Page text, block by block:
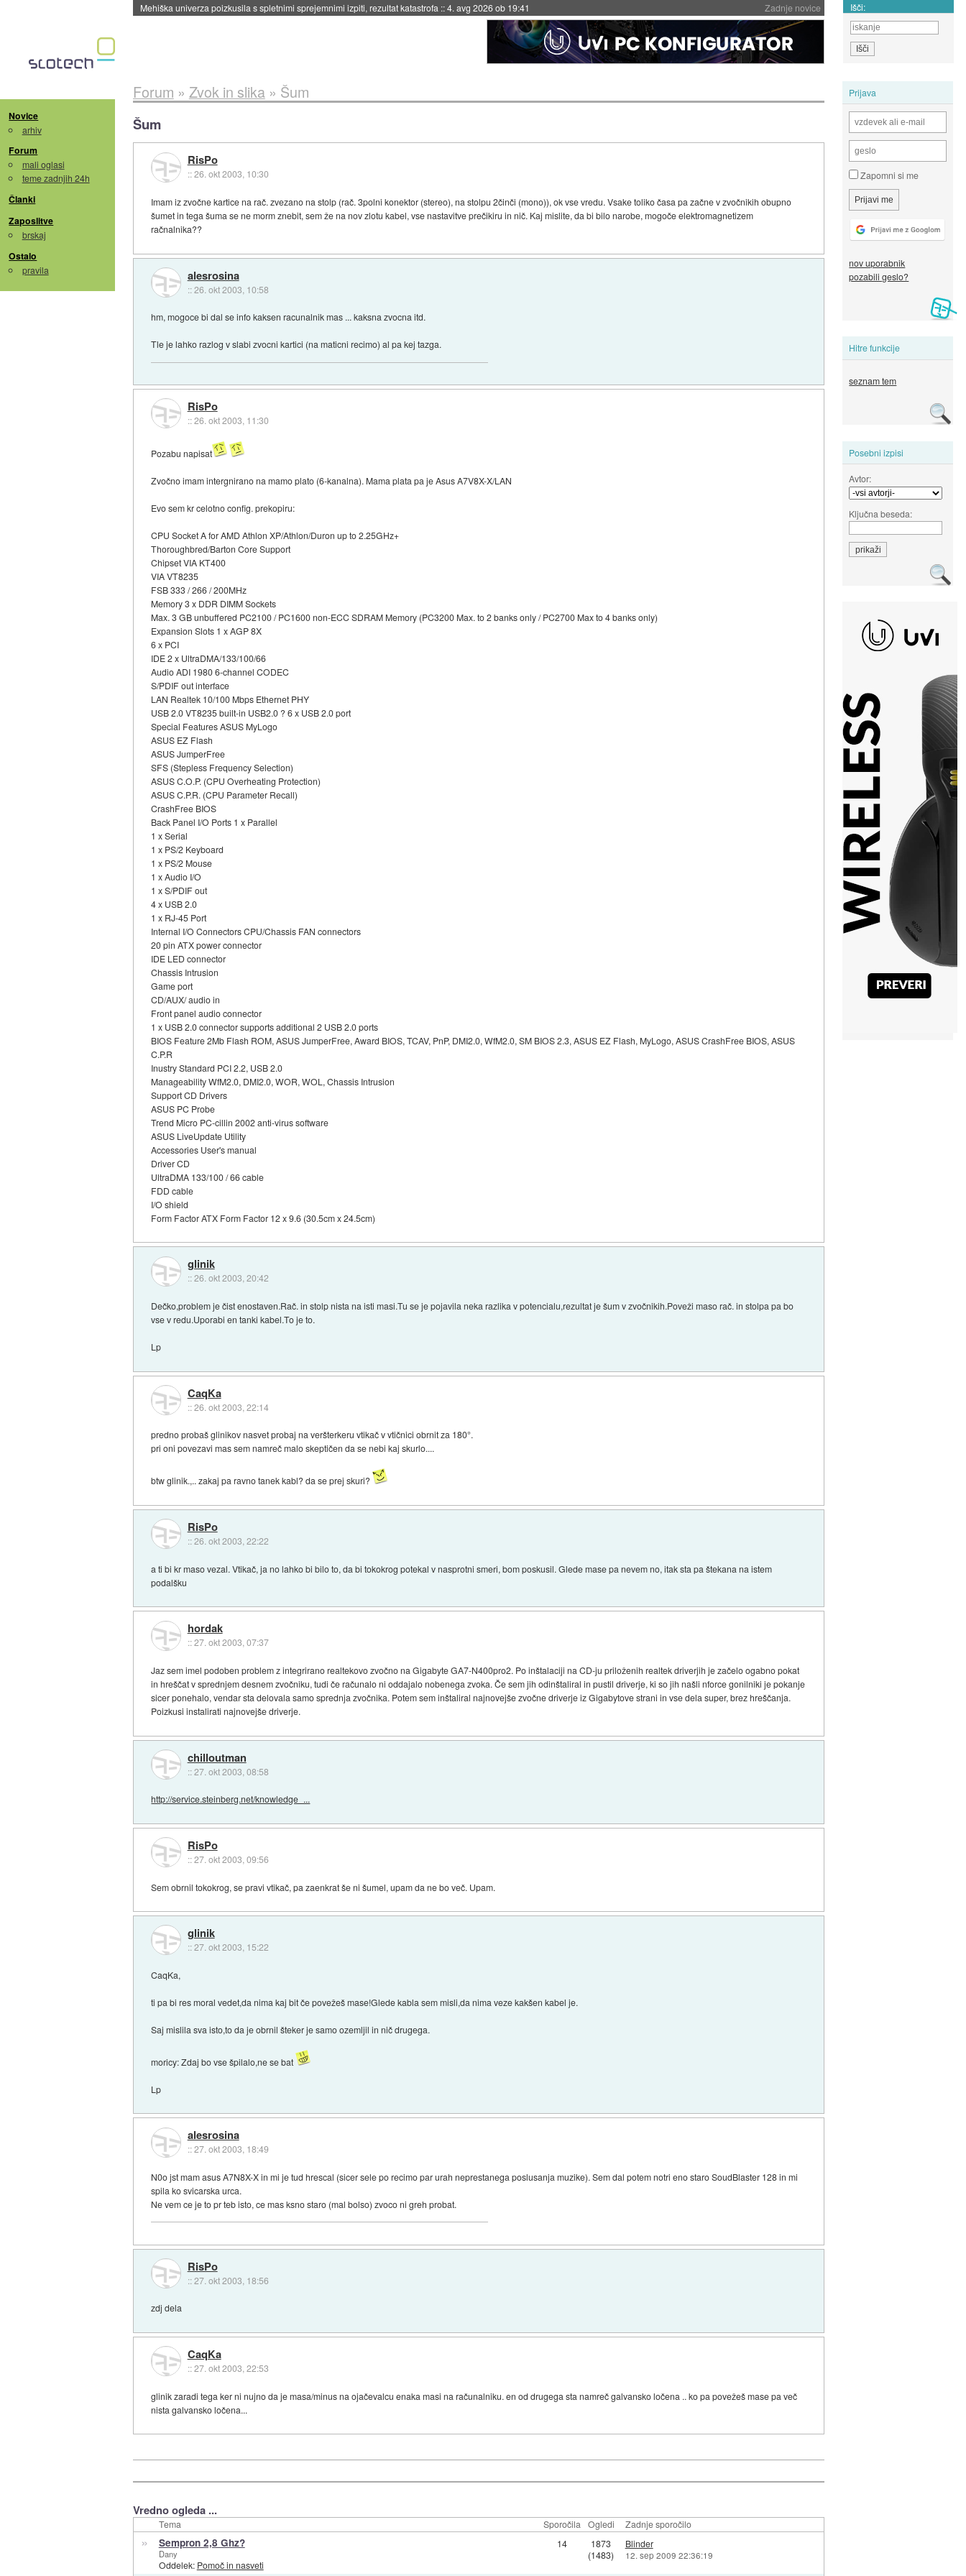
Zadnje novice
Mehiška univerza poizkusila s spletnimi sprejemnimi izpiti, rezultat katastrofa ::4. avg 2026 ob 19:41 Išči:
Novice
arhiv
Forum
mali oglasi
teme zadnjih 24h
Članki
Zaposlitve
brskaj
Ostalo
pravila
Prijava
Zapomni si me
nov uporabnik
pozabili geslo?
Hitre funkcije
seznam tem
Posebni izpisi
Avtor:
Ključna beseda:
Forum » Zvok in slika» Šum
Šum
RisPo
::26. okt 2003, 10:30
Imam iz zvočne kartice na rač. zvezano na stolp (rač. 3polni konektor (stereo), na stolpu 2činči (mono)), ok vse vredu. Vsake toliko časa pa začne v zvočnikih obupno
šumet in tega šuma se ne morm znebit, sem že na nov zlotu kabel, vse nastavitve prečikiru in nič. Kaj mislite, da bi bilo narobe, mogoče elektromagnetizem
račnalnika??
alesrosina
::26. okt 2003, 10:58
hm, mogoce bi dal se info kaksen racunalnik mas ... kaksna zvocna itd.
Tle je lahko razlog v slabi zvocni kartici (na maticni recimo) al pa kej tazga.
RisPo
::26. okt 2003, 11:30
Pozabu napisat
Zvočno imam intergnirano na mamo plato (6-kanalna). Mama plata pa je Asus A7V8X-X/LAN
Evo sem kr celotno config. prekopiru:
CPU Socket A for AMD Athlon XP/Athlon/Duron up to 2.25GHz+
Thoroughbred/Barton Core Support
Chipset VIA KT400
VIA VT8235
FSB 333 / 266 / 200MHz
Memory 3 x DDR DIMM Sockets
Max. 3 GB unbuffered PC2100 / PC1600 non-ECC SDRAM Memory (PC3200 Max. to 2 banks only / PC2700 Max to 4 banks only)
Expansion Slots 1 x AGP 8X
6 x PCI
IDE 2 x UltraDMA/133/100/66
Audio ADI 1980 6-channel CODEC
S/PDIF out interface
LAN Realtek 10/100 Mbps Ethernet PHY
USB 2.0 VT8235 built-in USB2.0 ? 6 x USB 2.0 port
Special Features ASUS MyLogo
ASUS EZ Flash
ASUS JumperFree
SFS (Stepless Frequency Selection)
ASUS C.O.P. (CPU Overheating Protection)
ASUS C.P.R. (CPU Parameter Recall)
CrashFree BIOS
Back Panel I/O Ports 1 x Parallel
1 x Serial
1 x PS/2 Keyboard
1 x PS/2 Mouse
1 x Audio I/O
1 x S/PDIF out
4 x USB 2.0
1 x RJ-45 Port
Internal I/O Connectors CPU/Chassis FAN connectors
20 pin ATX power connector
IDE LED connector
Chassis Intrusion
Game port
CD/AUX/ audio in
Front panel audio connector
1 x USB 2.0 connector supports additional 2 USB 2.0 ports
BIOS Feature 2Mb Flash ROM, ASUS JumperFree, Award BIOS, TCAV, PnP, DMI2.0, WfM2.0, SM BIOS 2.3, ASUS EZ Flash, MyLogo, ASUS CrashFree BIOS, ASUS
C.P.R
Inustry Standard PCI 2.2, USB 2.0
Manageability WfM2.0, DMI2.0, WOR, WOL, Chassis Intrusion
Support CD Drivers
ASUS PC Probe
Trend Micro PC-cillin 2002 anti-virus software
ASUS LiveUpdate Utility
Accessories User's manual
Driver CD
UltraDMA 133/100 / 66 cable
FDD cable
I/O shield
Form Factor ATX Form Factor 12 x 9.6 (30.5cm x 24.5cm)
glinik
::26. okt 2003, 20:42
Dečko,problem je čist enostaven.Rač. in stolp nista na isti masi.Tu se je pojavila neka razlika v potencialu,rezultat je šum v zvočnikih.Poveži maso rač. in stolpa pa bo
vse v redu.Uporabi en tanki kabel.To je to.
Lp
CaqKa
::26. okt 2003, 22:14
predno probaš glinikov nasvet probaj na veršterkeru vtikač v vtičnici obrnit za 180°.
pri oni povezavi mas sem namreč malo skeptičen da se nebi kaj skurlo....
btw glinik.,.. zakaj pa ravno tanek kabl? da se prej skuri?
RisPo
::26. okt 2003, 22:22
a ti bi kr maso vezal. Vtikač, ja no lahko bi bilo to, da bi tokokrog potekal v nasprotni smeri, bom poskusil. Glede mase pa nevem no, itak sta pa štekana na istem
podalšku
hordak
::27. okt 2003, 07:37
Jaz sem imel podoben problem z integrirano realtekovo zvočno na Gigabyte GA7-N400pro2. Po inštalaciji na CD-ju priloženih realtek driverjih je začelo ogabno pokat
in hreščat v sprednjem desnem zvočniku, tudi če računalo ni oddajalo nobenega zvoka. Če sem jih odinštaliral in pustil driverje, ki so jih našli nforce gonilniki je pokanje
sicer ponehalo, vendar sta delovala samo sprednja zvočnika. Potem sem inštaliral najnovejše zvočne driverje iz Gigabytove strani in vse dela super, brez hreščanja.
Poizkusi instalirati najnovejše driverje.
chilloutman
::27. okt 2003, 08:58
http://service.steinberg.net/knowledge_...
RisPo
::27. okt 2003, 09:56
Sem obrnil tokokrog, se pravi vtikač, pa zaenkrat še ni šumel, upam da ne bo več. Upam.
glinik
::27. okt 2003, 15:22
CaqKa,
ti pa bi res moral vedet,da nima kaj bit če povežeš mase!Glede kabla sem misli,da nima veze kakšen kabel je.
Saj mislila sva isto,to da je obrnil šteker je samo ozemljil in nič drugega.
moricy: Zdaj bo vse špilalo,ne se bat
Lp
alesrosina
::27. okt 2003, 18:49
N0o jst mam asus A7N8X-X in mi je tud hrescal (sicer sele po recimo par urah neprestanega poslusanja muzike). Sem dal potem notri eno staro SoudBlaster 128 in mi
spila ko svicarska urca.
Ne vem ce je to pr teb isto, ce mas ksno staro (mal bolso) zvoco ni greh probat.
RisPo
::27. okt 2003, 18:56
zdj dela
CaqKa
::27. okt 2003, 22:53
glinik zaradi tega ker ni nujno da je masa/minus na ojačevalcu enaka masi na računalniku. en od drugega sta namreč galvansko ločena .. ko pa povežeš mase pa več
nista galvansko ločena...
Vredno ogleda ...
Tema Sporočila Ogledi Zadnje sporočilo
» Sempron 2,8 Ghz?
Dany
Oddelek: Pomoč in nasveti
14
1873
(1483)
Blinder
12. sep 2009 22:36:19